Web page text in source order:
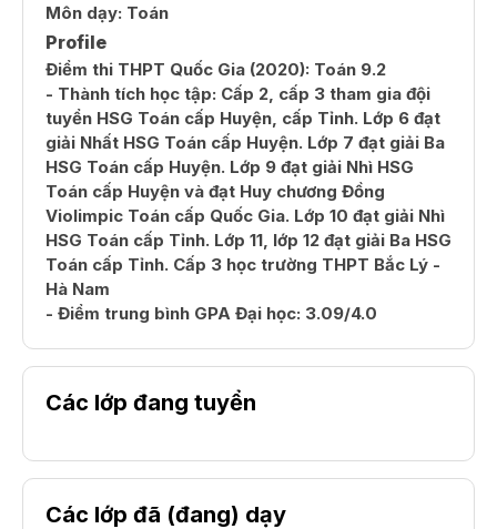
Môn dạy: Toán
Profile
Điểm thi THPT Quốc Gia (2020): Toán 9.2
- Thành tích học tập: Cấp 2, cấp 3 tham gia đội
tuyển HSG Toán cấp Huyện, cấp Tỉnh. Lớp 6 đạt
giải Nhất HSG Toán cấp Huyện. Lớp 7 đạt giải Ba
HSG Toán cấp Huyện. Lớp 9 đạt giải Nhì HSG
Toán cấp Huyện và đạt Huy chương Đồng
Violimpic Toán cấp Quốc Gia. Lớp 10 đạt giải Nhì
HSG Toán cấp Tỉnh. Lớp 11, lớp 12 đạt giải Ba HSG
Toán cấp Tỉnh. Cấp 3 học trường THPT Bắc Lý -
Hà Nam
- Điểm trung bình GPA Đại học: 3.09/4.0
Các lớp đang tuyển
Các lớp đã (đang) dạy